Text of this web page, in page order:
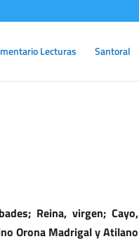
Lecturas Santoral
Reina, virgen; Cayo,
Orona Madrigal y Atilano